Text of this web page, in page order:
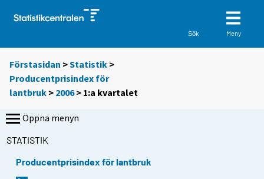
Sök Meny
Förstasidan >Statistik >
Producentprisindex för
lantbruk > 2006> 1:a kvartalet
Öppna menyn
STATISTIK
Producentprisindex för lantbruk